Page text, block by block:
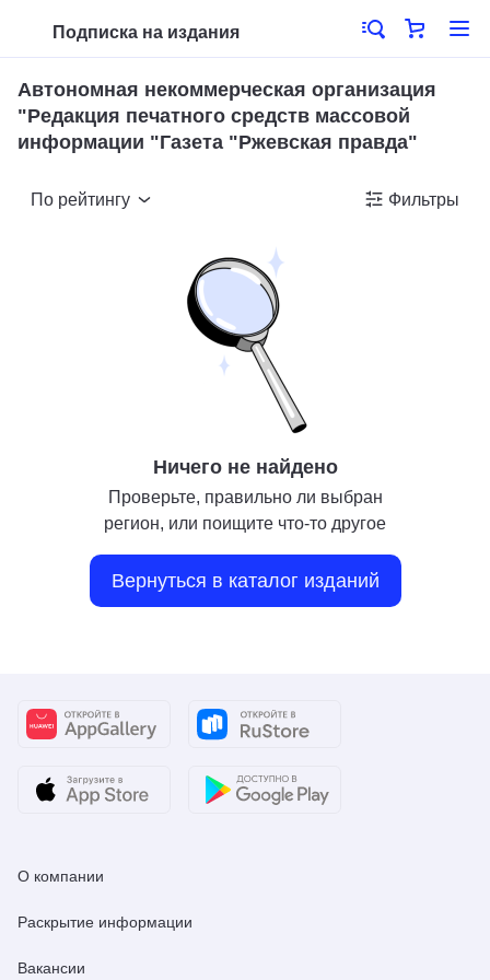
Подписка на издания
Автономная некоммерческая организация
"Редакция печатного средств массовой
информации "Газета "Ржевская правда"
По рейтингу Фильтры
Ничего не найдено
Проверьте, правильно ли выбран
регион, или поищите что-то другое
Вернуться в каталог изданий
О компании
Раскрытие информации
Вакансии